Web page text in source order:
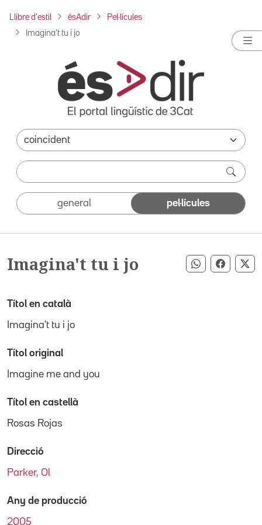
Llibre d'estil ésAdir Pel·lícules
Imagina't tu i jo
general pel·lícules
Imagina't tu i jo Compartir
Títol en català
Imagina't tu i jo
Títol original
Imagine me and you
Títol en castellà
Rosas Rojas
Direcció
Parker, Ol
Any de producció
2005